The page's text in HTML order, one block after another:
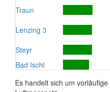
Traun
Lenzing 3
Steyr
Bad Ischl
Es handelt sich um